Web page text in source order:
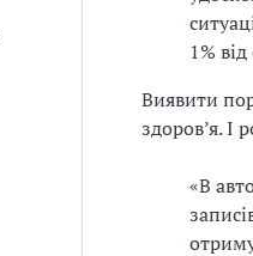
1%
Виявити
здоров’я. І
«В